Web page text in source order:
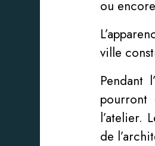
ou
ville
Pendant
pourront
l’atelier.
de